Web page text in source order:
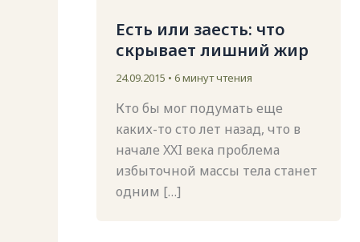
Есть или заесть: что
скрывает лишний жир
24.09.2015 • 6 минут чтения
Кто бы мог подумать еще
каких-то сто лет назад, что в
начале XXI века проблема
избыточной массы тела станет
одним […]